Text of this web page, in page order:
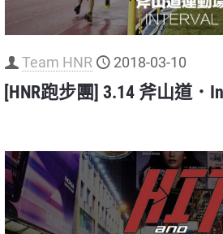
Team HNR 2018-03-10
[HNR跑步團] 3.14 斧山道．